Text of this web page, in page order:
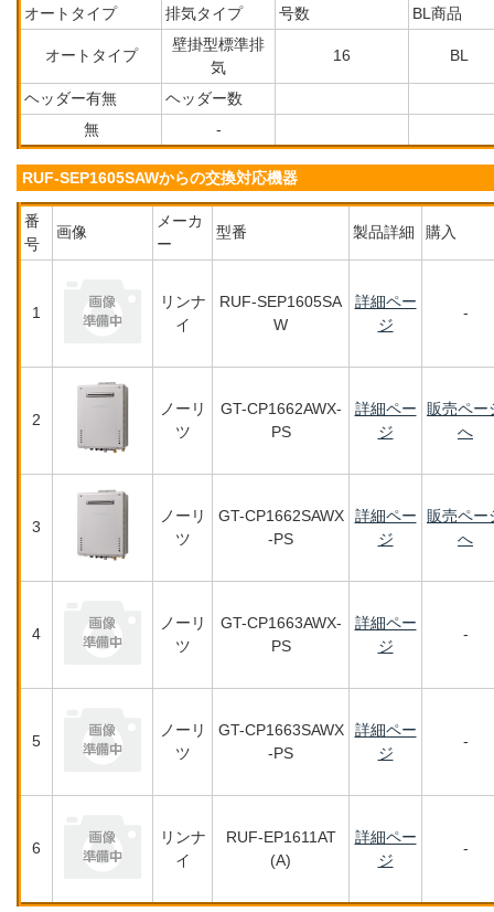
オートタイプ 排気タイプ 号数 BL商品
オートタイプ
壁掛型標準排
気
16 BL
ヘッダー有無
ヘッダー数
無
-
RUF-SEP1605SAWからの交換対応機器
番
号
画像
メーカ
ー
型番 製品詳細 購入
1
リンナ
イ
RUF-SEP1605SA
W
詳細ペー
ジ
-
2
ノーリ
ツ
GT-CP1662AWX-
PS
詳細ペー
ジ
販売ペー
へ
3
ノーリ
ツ
GT-CP1662SAWX
-PS
詳細ペー
ジ
販売ペー
へ
4
ノーリ
ツ
GT-CP1663AWX-
PS
詳細ペー
ジ
-
5
ノーリ
ツ
GT-CP1663SAWX
-PS
詳細ペー
ジ
-
6
リンナ
イ
RUF-EP1611AT
(A)
詳細ペー
ジ
-